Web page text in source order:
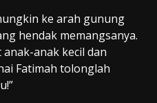
ke arah gunung
hendak memangsanya.
anak kecil dan
Fatimah tolonglah